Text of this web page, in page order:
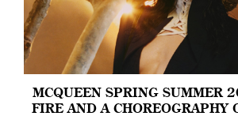
MCQUEEN SPRING SUMMER
FIRE AND A CHOREOGRAPHY